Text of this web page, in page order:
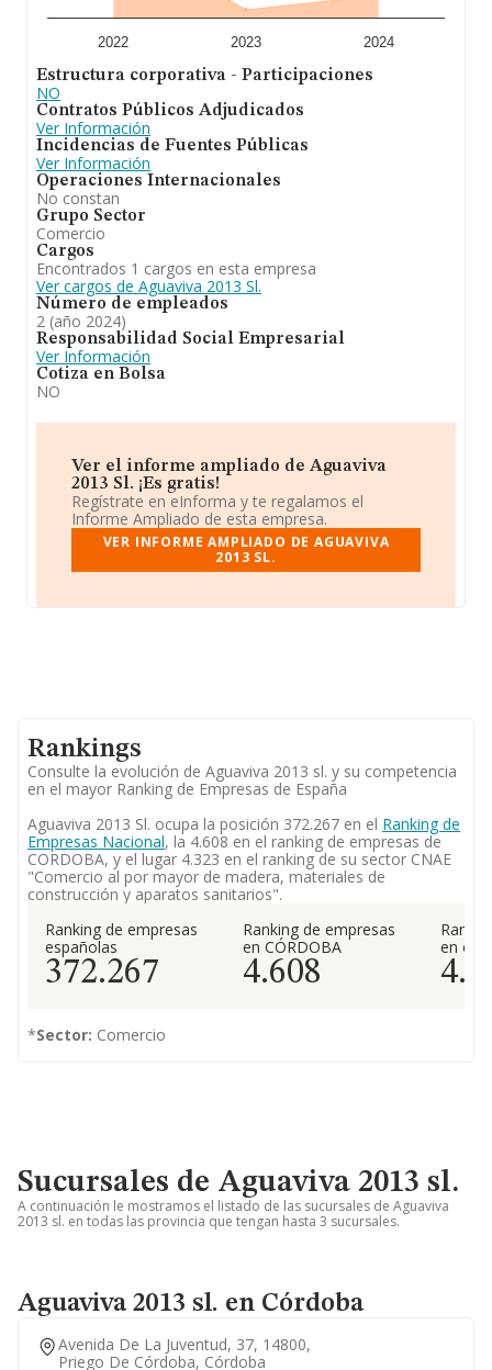
Para concluir, la actividad deAguaviva 2013 S.Lestá
enfocada en la construcción e instalación de
por mayor y por menor de toda clase de materiales
para su construcción y urbanización de terrenos y
edificaciones. En el ranking de todas las empresas en el
territorio nacional, ha experimentado un retroceso. Se
ha posicionado más abajo en el ranking de sectores
frente al 2023.
2022 2023 2024
Estructura corporativa - Participaciones
NO
Contratos Públicos Adjudicados
Ver Información
Incidencias de Fuentes Públicas
Ver Información
Operaciones Internacionales
No constan
Grupo Sector
Comercio
Cargos
Encontrados 1 cargos en esta empresa
Ver cargos de Aguaviva 2013 Sl.
Número de empleados
2 (año 2024)
Responsabilidad Social Empresarial
Ver Información
Cotiza en Bolsa
NO
Ver el informe ampliado de Aguaviva
2013 Sl. ¡Es gratis!
Regístrate en eInforma y te regalamos el
Informe Ampliado de esta empresa.
VER INFORME AMPLIADO DE AGUAVIVA
2013 SL.
Rankings
Consulte la evolución de Aguaviva 2013 sl. y su competencia
en el mayor Ranking de Empresas de España
Aguaviva 2013 Sl. ocupa la posición 372.267 en el Ranking de
Empresas Nacional, la 4.608 en el ranking de empresas de
CORDOBA, y el lugar 4.323 en el ranking de su sector CNAE
"Comercio al por mayor de madera, materiales de
construcción y aparatos sanitarios".
Ranking de empresas
españolas
372.267
Ranking de empresas
en CÓRDOBA
4.608
en el
*Sector: Comercio
Sucursales de Aguaviva 2013 sl.
A continuación le mostramos el listado de las sucursales de Aguaviva
2013 sl. en todas las provincia que tengan hasta 3 sucursales.
Aguaviva 2013 sl. en Córdoba
Avenida De La Juventud, 37, 14800,
Priego De Córdoba, Córdoba